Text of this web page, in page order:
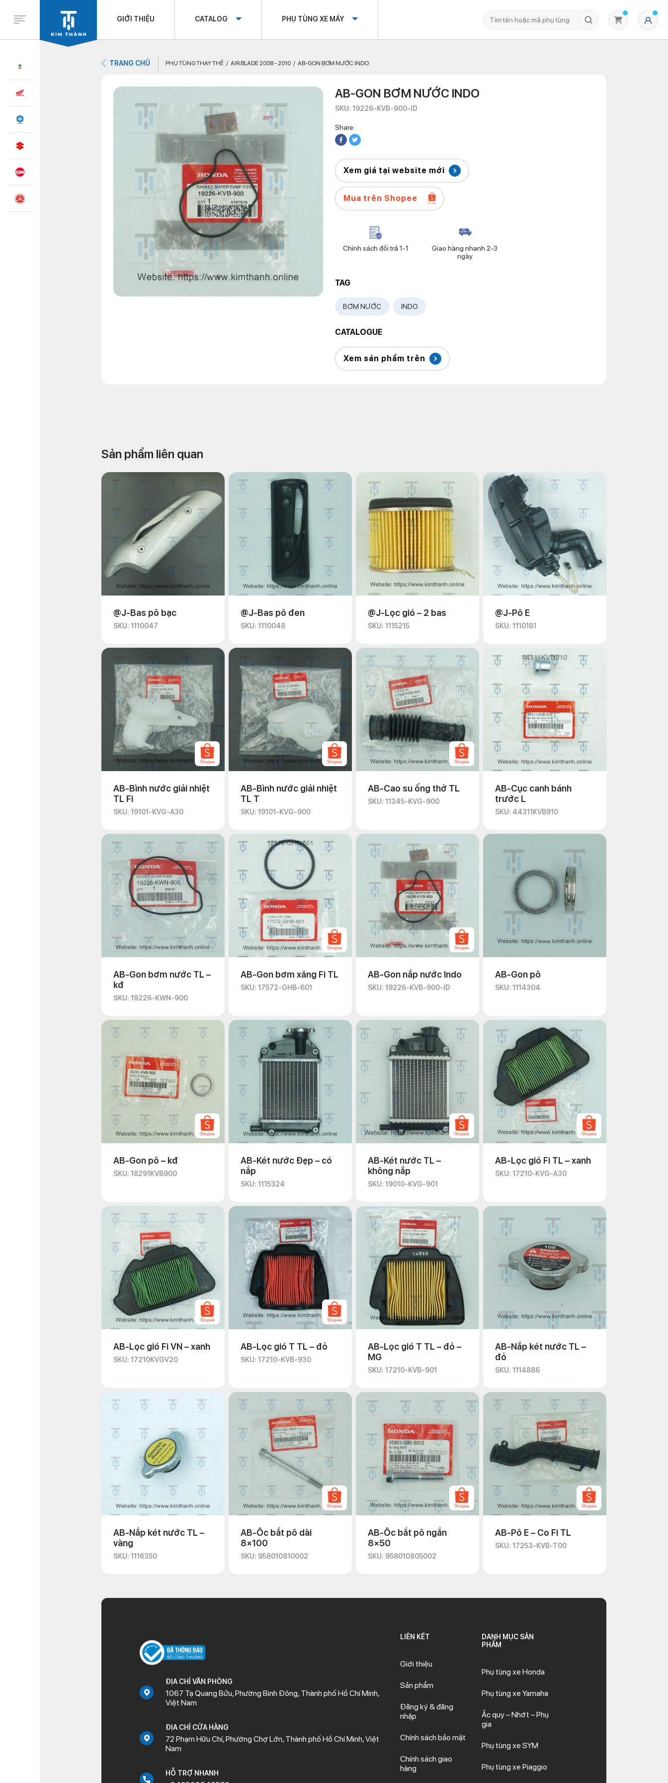
GIỚI THIỆU CATALOG PHỤ TÙNG XE MÁY
TRANG CHỦ PHỤ TÙNG THAY THẾ AIR BLADE 2008 - 2010 AB-GON BƠM NƯỚC INDO
AB-GON BƠM NƯỚC INDO
SKU: 19226-KVB-900-ID
Share:
Xem giá tại website mới
Mua trên Shopee
Chính sách đổi trả 1-1
Giao hàng nhanh 2-3
ngày
TAG
BƠM NƯỚC INDO
CATALOGUE
Xem sản phẩm trên
Sản phẩm liên quan
@J-Bas pô bạc
SKU: 1110047
@J-Bas pô đen
SKU: 1110048
@J-Lọc gió – 2 bas
SKU: 1115215
@J-Pô E
SKU: 1110181
AB-Bình nước giải nhiệt
TL Fi
SKU: 19101-KVG-A30
AB-Bình nước giải nhiệt
TL T
SKU: 19101-KVG-900
AB-Cao su ống thở TL
SKU: 11345-KVG-900
AB-Cục canh bánh
trước L
SKU: 44311KVB910
AB-Gon bơm nước TL –
kđ
SKU: 19226-KWN-900
AB-Gon bơm xăng Fi TL
SKU: 17572-GHB-601
AB-Gon nắp nước Indo
SKU: 19226-KVB-900-ID
AB-Gon pô
SKU: 1114304
AB-Gon pô – kđ
SKU: 18291KVB900
AB-Két nước Đẹp – có
nắp
SKU: 1115324
AB-Két nước TL –
không nắp
SKU: 19010-KVG-901
AB-Lọc gió Fi TL – xanh
SKU: 17210-KVG-A30
AB-Lọc gió Fi VN – xanh
SKU: 17210KVGV20
AB-Lọc gió T TL – đỏ
SKU: 17210-KVB-930
AB-Lọc gió T TL – đỏ –
MG
SKU: 17210-KVB-901
AB-Nắp két nước TL –
đỏ
SKU: 1114886
AB-Nắp két nước TL –
vàng
SKU: 1116350
AB-Ốc bắt pô dài
8×100
SKU: 958010810002
AB-Ốc bắt pô ngắn
8×50
SKU: 958010805002
AB-Pô E – Co Fi TL
SKU: 17253-KVB-T00
ĐỊA CHỈ VĂN PHÒNG
1067 Tạ Quang Bửu, Phường Bình Đông, Thành phố Hồ Chí Minh,
Việt Nam
ĐỊA CHỈ CỬA HÀNG
72 Phạm Hữu Chí, Phường Chợ Lớn, Thành phố Hồ Chí Minh, Việt
Nam
HỖ TRỢ NHANH
LIÊN KẾT
Giới thiệu
Sản phẩm
Đăng ký & đăng
nhập
Chính sách bảo mật
Chính sách giao
hàng
DANH MỤC SẢN
PHẨM
Phụ tùng xe Honda
Phụ tùng xe Yamaha
Ắc quy – Nhớt – Phụ
gia
Phụ tùng xe SYM
Phụ tùng xe Piaggio